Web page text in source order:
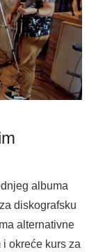
albuma
diskografsku
alternativne
okreće kurs za